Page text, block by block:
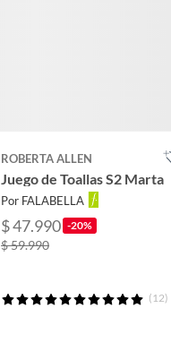
ROBERTA ALLEN
Juego de Toallas S2 Marta
Por FALABELLA
$ 47.990 -20%
$ 59.990
(12)